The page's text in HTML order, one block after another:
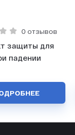
0 отзывов
защиты для
падении